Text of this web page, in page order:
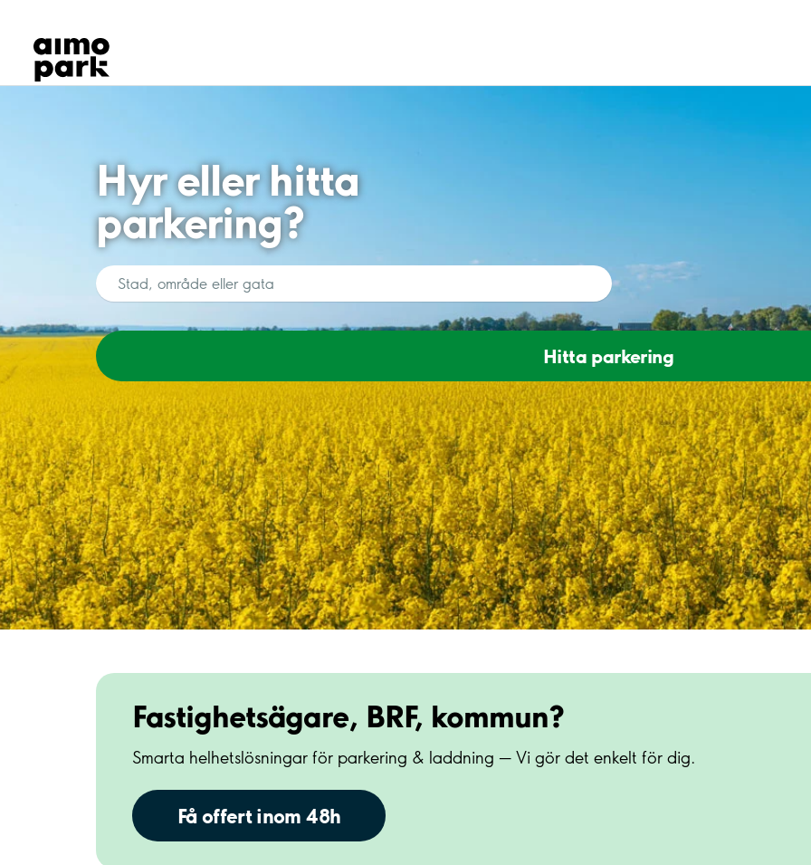
Hitta parkering
Samarbete
Kundservice
Hyr eller hitta
parkering?
EFTER
PLATS
Hitta parkering
Fastighetsägare, BRF, kommun?
Smarta helhetslösningar för parkering & laddning — Vi gör det enkelt för dig.
Få offert inom 48h